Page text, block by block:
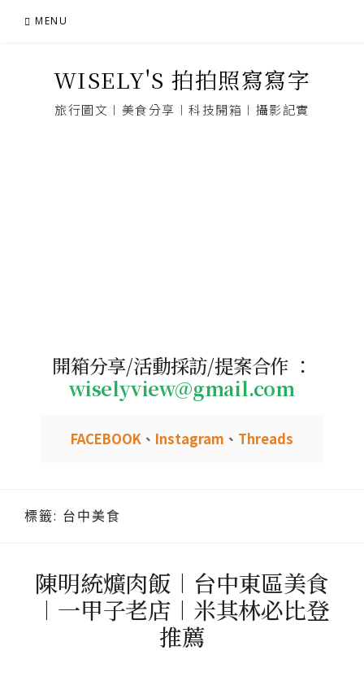
MENU
WISELY'S 拍拍照寫寫字
旅行圖文︱美食分享︱科技開箱︱攝影記實
開箱分享/活動採訪/提案合作 ：
wiselyview@gmail.com
FACEBOOK 、 Instagram 、 Threads
標籤: 台中美食
陳明統爌肉飯︱台中東區美食
︱一甲子老店︱米其林必比登
推薦